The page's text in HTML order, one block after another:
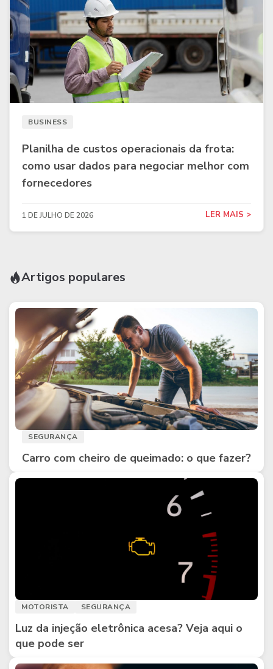
BUSINESS
Planilha de custos operacionais da frota:
como usar dados para negociar melhor com
fornecedores
1 DE JULHO DE 2026 LER MAIS >
Artigos populares
SEGURANÇA
Carro com cheiro de queimado: o que fazer?
MOTORISTA SEGURANÇA
Luz da injeção eletrônica acesa? Veja aqui o
que pode ser